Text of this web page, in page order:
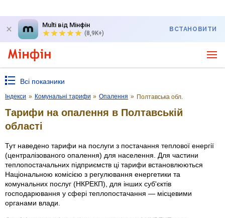
Multi від Мінфін
(8,9K+)
ВСТАНОВИТИ
Всі показники
Індекси » Комунальні тарифи » Опалення » Полтавська обл.
Тарифи на опалення в Полтавській
області
Тут наведено тарифи на послуги з постачання теплової енергії
(централізованого опалення) для населення. Для частини
теплопостачальних підприємств ці тарифи встановлюються
Національною комісією з регулювання енергетики та
комунальних послуг (НКРЕКП), для інших суб'єктів
господарювання у сфері теплопостачання — місцевими
органами влади.